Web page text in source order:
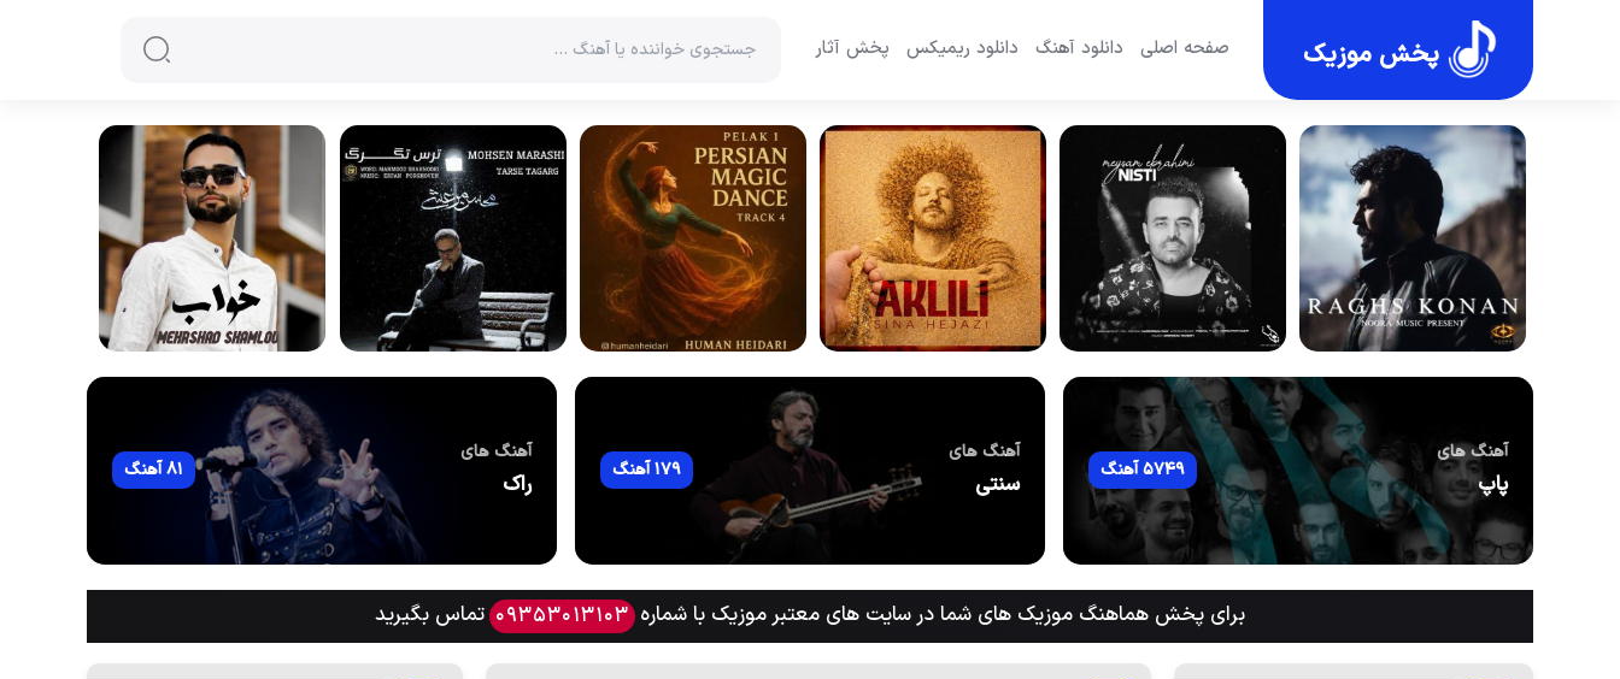
پخش موزیک صفحه اصلی دانلود آهنگ دانلود ریمیکس پخش آثار
آهنگ های
پاپ 5749 آهنگ
آهنگ های
سنتی 179 آهنگ
آهنگ های
راک 81 آهنگ
برای پخش هماهنگ موزیک های شما در سایت های معتبر موزیک با شماره 09353013103 تماس بگیرید